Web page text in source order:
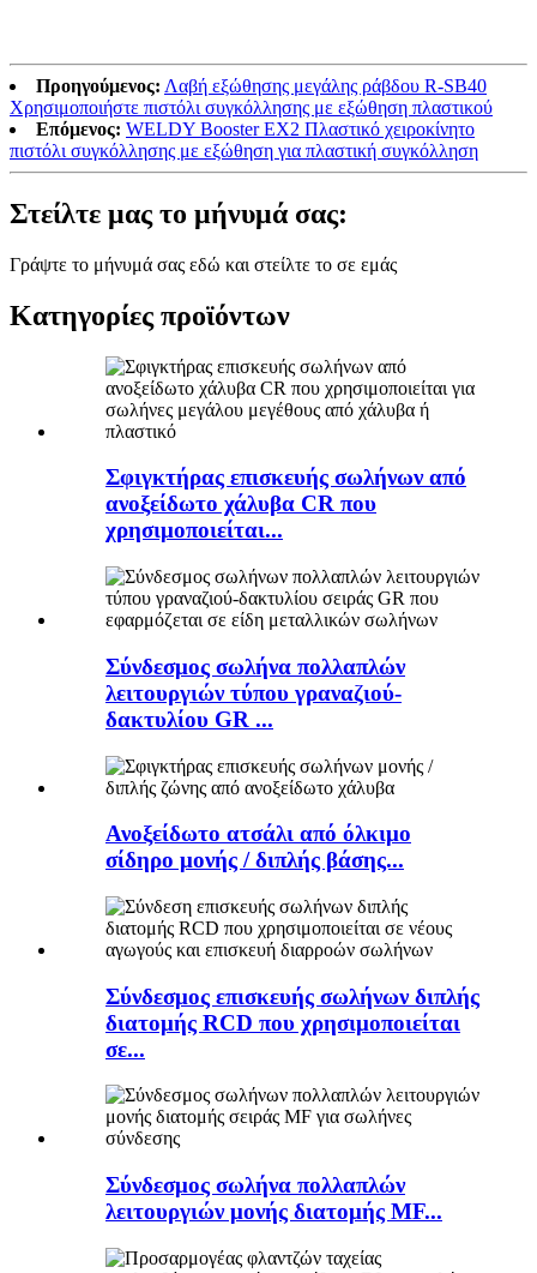
Προηγούμενος: Λαβή εξώθησης μεγάλης ράβδου R-SB40
Χρησιμοποιήστε πιστόλι συγκόλλησης με εξώθηση πλαστικού
Επόμενος: WELDY Booster EX2 Πλαστικό χειροκίνητο
πιστόλι συγκόλλησης με εξώθηση για πλαστική συγκόλληση
Στείλτε μας το μήνυμά σας:
Γράψτε το μήνυμά σας εδώ και στείλτε το σε εμάς
Κατηγορίες προϊόντων
Σφιγκτήρας επισκευής σωλήνων από
ανοξείδωτο χάλυβα CR που
χρησιμοποιείται...
Σύνδεσμος σωλήνα πολλαπλών
λειτουργιών τύπου γραναζιού-
δακτυλίου GR ...
Ανοξείδωτο ατσάλι από όλκιμο
σίδηρο μονής / διπλής βάσης...
Σύνδεσμος επισκευής σωλήνων διπλής
διατομής RCD που χρησιμοποιείται
σε...
Σύνδεσμος σωλήνα πολλαπλών
λειτουργιών μονής διατομής MF...